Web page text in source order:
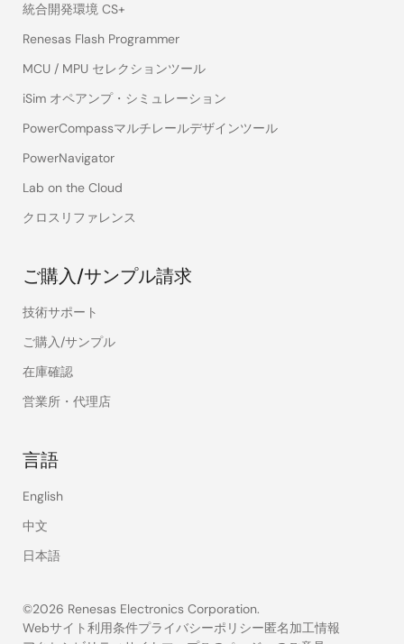
統合開発環境 CS+
Renesas Flash Programmer
MCU / MPU セレクションツール
iSim オペアンプ・シミュレーション
PowerCompassマルチレールデザインツール
PowerNavigator
Lab on the Cloud
クロスリファレンス
ご購入/サンプル請求
技術サポート
ご購入/サンプル
在庫確認
営業所・代理店
言語
English
中文
日本語
©2026 Renesas Electronics Corporation.
Webサイト利用条件プライバシーポリシー匿名加工情報